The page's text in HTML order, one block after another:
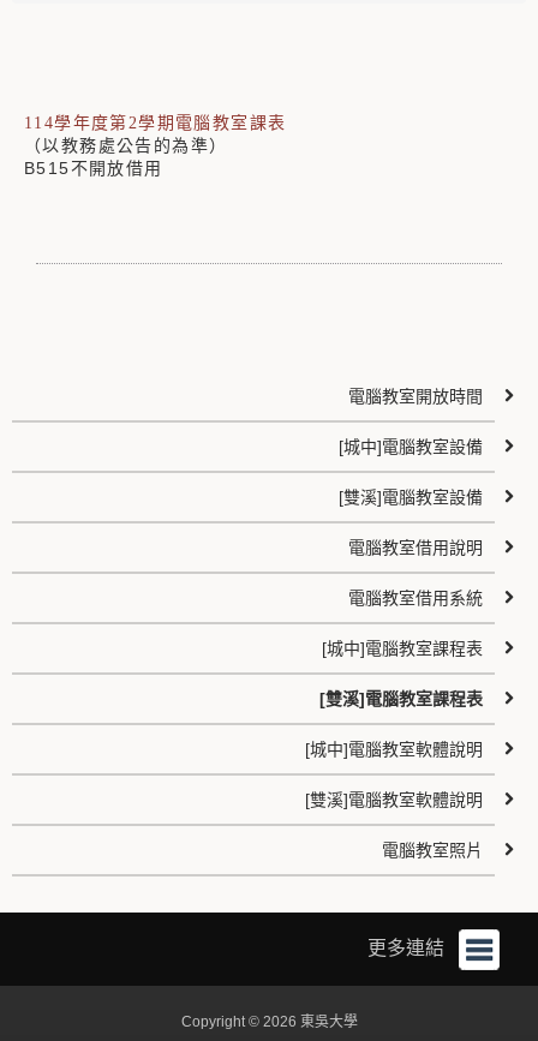
114學年度第2學期電腦教室課表
（以教務處公告的為準）
B515不開放借用
電腦教室開放時間
[城中]電腦教室設備
[雙溪]電腦教室設備
電腦教室借用說明
電腦教室借用系統
[城中]電腦教室課程表
[雙溪]電腦教室課程表
[城中]電腦教室軟體說明
[雙溪]電腦教室軟體說明
電腦教室照片
更多連結
Copyright © 2026 東吳大學